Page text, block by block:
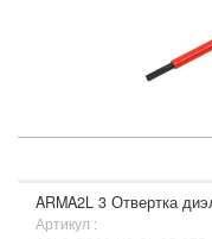
ARMA2L 3 Отвертка
Артикул :